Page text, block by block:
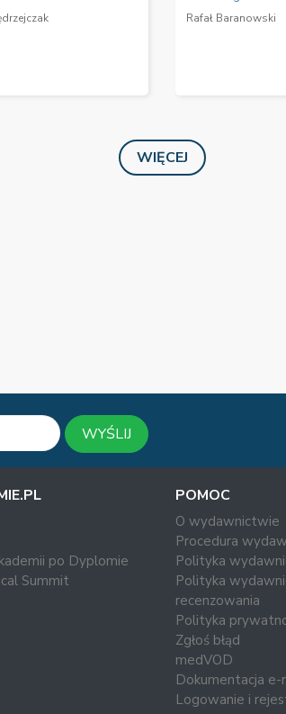
Rafał Baranowski
WIĘCEJ
WYŚLIJ
po Dyplomie
Summit
POMOC
O wydawnictwie
Procedura
Polityka
Polityka
recenzowania
Polityka
Zgłoś błąd
medVOD
Dokumentacja e-
Logowanie i